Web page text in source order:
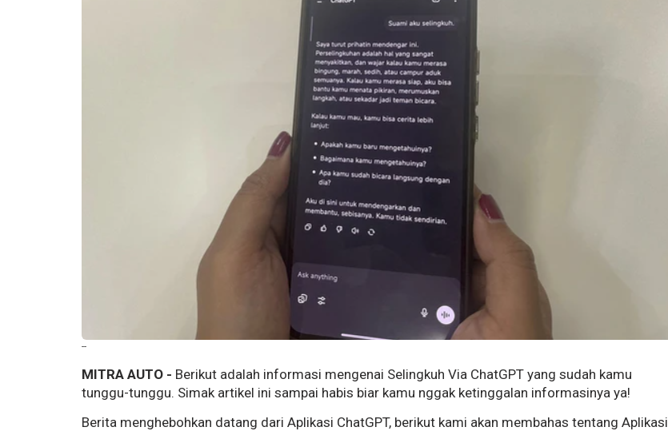
--
MITRA AUTO - Berikut adalah informasi mengenai Selingkuh Via ChatGPT yang sudah kamu
tunggu-tunggu. Simak artikel ini sampai habis biar kamu nggak ketinggalan informasinya ya!
Berita menghebohkan datang dari Aplikasi ChatGPT, berikut kami akan membahas tentang Aplikasi